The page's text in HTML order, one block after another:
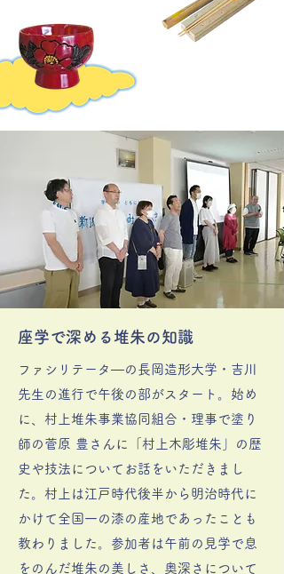
​座学で深める堆朱の知識
ファシリテータ―の長岡造形大学・吉川
先生の進行で午後の部がスタート。始め
に、村上堆朱事業協同組合・理事で塗り
師の菅原 豊さんに「村上木彫堆朱」の歴
史や技法についてお話をいただきまし
た。村上は江戸時代後半から明治時代に
かけて全国一の漆の産地であったことも
教わりました。参加者は午前の見学で息
をのんだ堆朱の美しさ、奥深さについて